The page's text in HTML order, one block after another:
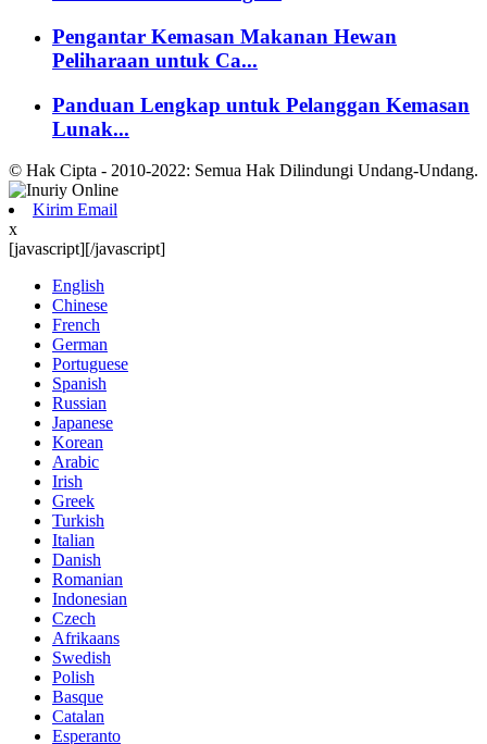
Pengantar Kemasan Makanan Hewan
Peliharaan untuk Ca...
Panduan Lengkap untuk Pelanggan Kemasan
Lunak...
© Hak Cipta - 2010-2022: Semua Hak Dilindungi Undang-Undang.
Kirim Email
x
[javascript][/javascript]
English
Chinese
French
German
Portuguese
Spanish
Russian
Japanese
Korean
Arabic
Irish
Greek
Turkish
Italian
Danish
Romanian
Indonesian
Czech
Afrikaans
Swedish
Polish
Basque
Catalan
Esperanto